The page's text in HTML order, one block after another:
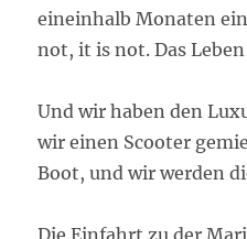
eineinhalb Monaten
not, it is not. Das
Und wir haben den
wir einen Scooter
Boot, und wir werden
Die Einfahrt zu der